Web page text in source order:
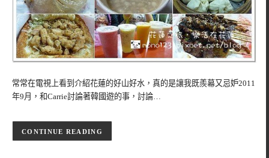
常常在電視上看到介紹花蓮的好山好水，真的是讓我既羨幕又忌妒2011
年9月，和Carrie討論著韓國遊的事，討論…
CONTINUE READING